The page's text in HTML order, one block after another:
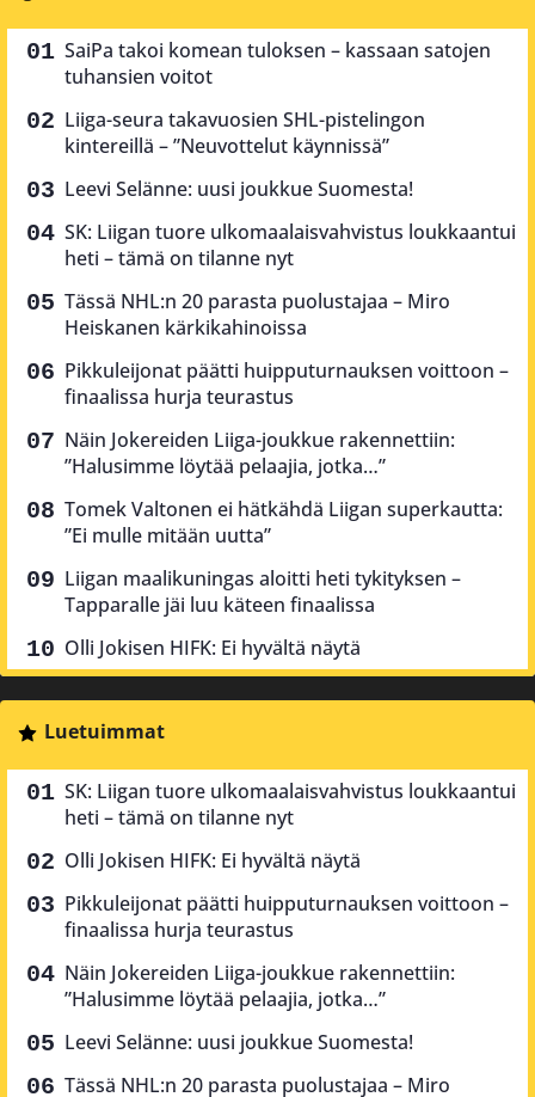
SaiPa takoi komean tuloksen – kassaan satojen
tuhansien voitot
Liiga-seura takavuosien SHL-pistelingon
kintereillä – ”Neuvottelut käynnissä”
Leevi Selänne: uusi joukkue Suomesta!
SK: Liigan tuore ulkomaalaisvahvistus loukkaantui
heti – tämä on tilanne nyt
Tässä NHL:n 20 parasta puolustajaa – Miro
Heiskanen kärkikahinoissa
Pikkuleijonat päätti huipputurnauksen voittoon –
finaalissa hurja teurastus
Näin Jokereiden Liiga-joukkue rakennettiin:
”Halusimme löytää pelaajia, jotka…”
Tomek Valtonen ei hätkähdä Liigan superkautta:
”Ei mulle mitään uutta”
Liigan maalikuningas aloitti heti tykityksen –
Tapparalle jäi luu käteen finaalissa
Olli Jokisen HIFK: Ei hyvältä näytä
Luetuimmat
SK: Liigan tuore ulkomaalaisvahvistus loukkaantui
heti – tämä on tilanne nyt
Olli Jokisen HIFK: Ei hyvältä näytä
Pikkuleijonat päätti huipputurnauksen voittoon –
finaalissa hurja teurastus
Näin Jokereiden Liiga-joukkue rakennettiin:
”Halusimme löytää pelaajia, jotka…”
Leevi Selänne: uusi joukkue Suomesta!
Tässä NHL:n 20 parasta puolustajaa – Miro